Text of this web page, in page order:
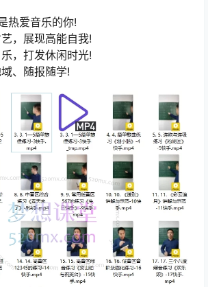
热爱音乐的你!
，展现高能自我!
，打发休闲时光!
、随报随学!